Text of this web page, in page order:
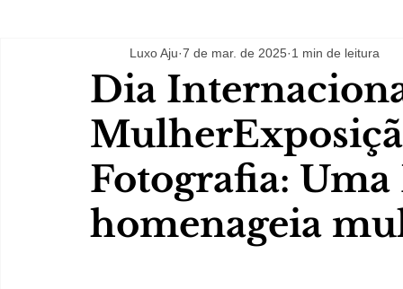
Dia
Fotografia: Uma
homenageia
Luxo Aju 7 de mar. de 2025 1 min de leitura